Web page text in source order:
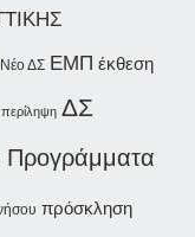
Νέο ΔΣ ΕΜΠ έκθεση
περίληψη ΔΣ
Προγράμματα
πρόσκληση